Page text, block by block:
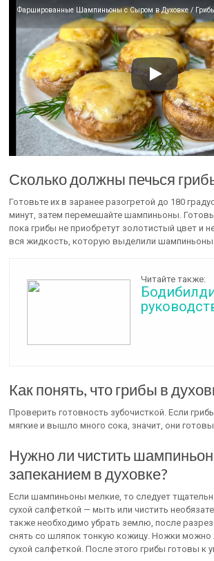
Сколько должны печься
Готовьте их в заранее разогретой до 180
минут, затем перемешайте шампиньоны.
пока грибы не приобретут золотистый цвет и
вся жидкость, которую выделили шампиньоны.
Читайте также:
Как понять, что грибы в
Проверить готовность зубочисткой. Если
мягкие и вышло много сока, значит, они готовы.
Нужно ли чистить
запеканием в духовке?
Если шампиньоны мелкие, то следует
сухой салфеткой — мыть или чистить
также необходимо убрать землю, после
снять со шляпок тонкую кожицу. Ножки можно
сухой салфеткой. После этого грибы готовы к